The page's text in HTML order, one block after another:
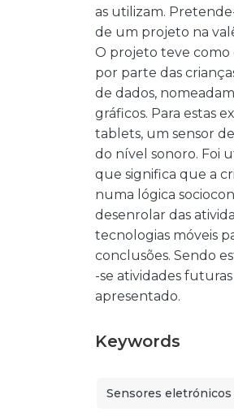
as utilizam.
de um projeto na
O projeto teve como
por parte das
de dados,
gráficos. Para estas
tablets, um sensor
do nível sonoro. Foi
que significa que a
numa lógica
desenrolar das
tecnologias móveis
conclusões. Sendo
-se atividades
apresentado.
Keywords
Sensores eletrónicos